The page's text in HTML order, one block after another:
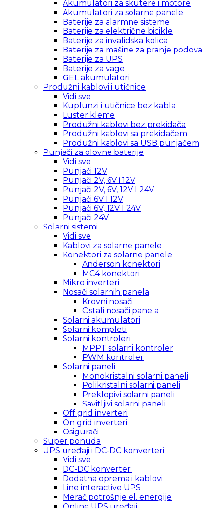
Akumulatori za skutere i motore
Akumulatori za solarne panele
Baterije za alarmne sisteme
Baterije za električne bicikle
Baterije za invalidska kolica
Baterije za mašine za pranje podova
Baterije za UPS
Baterije za vage
GEL akumulatori
Produžni kablovi i utičnice
Vidi sve
Kuplunzi i utičnice bez kabla
Luster kleme
Produžni kablovi bez prekidača
Produžni kablovi sa prekidačem
Produžni kablovi sa USB punjačem
Punjači za olovne baterije
Vidi sve
Punjači 12V
Punjači 2V, 6V i 12V
Punjači 2V, 6V, 12V I 24V
Punjači 6V I 12V
Punjači 6V, 12V I 24V
Punjači 24V
Solarni sistemi
Vidi sve
Kablovi za solarne panele
Konektori za solarne panele
Anderson konektori
MC4 konektori
Mikro inverteri
Nosači solarnih panela
Krovni nosači
Ostali nosači panela
Solarni akumulatori
Solarni kompleti
Solarni kontroleri
MPPT solarni kontroler
PWM kontroler
Solarni paneli
Monokristalni solarni paneli
Polikristalni solarni paneli
Preklopivi solarni paneli
Savitljivi solarni paneli
Off grid inverteri
On grid inverteri
Osigurači
Super ponuda
UPS uređaji i DC-DC konverteri
Vidi sve
DC-DC konverteri
Dodatna oprema i kablovi
Line interactive UPS
Merač potrošnje el. energije